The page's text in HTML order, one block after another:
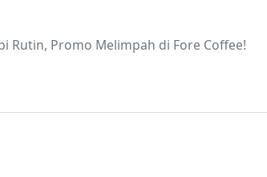
Rutin, Promo Melimpah di Fore Coffee!